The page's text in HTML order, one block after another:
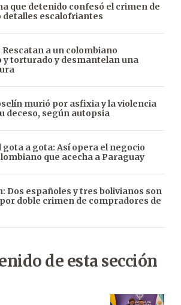
que detenido confesó el crimen de
detalles escalofriantes
Rescatan a un colombiano
y torturado y desmantelan una
murió por asfixia y la violencia
deceso, según autopsia
gota a gota: Así opera el negocio
que acecha a Paraguay
Dos españoles y tres bolivianos son
doble crimen de compradores de
de esta sección